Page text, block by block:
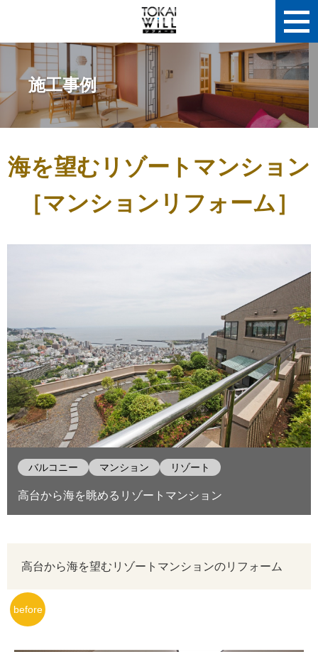
施工事例
海を望むリゾートマンション
［マンションリフォーム］
バルコニー マンション リゾート
高台から海を眺めるリゾートマンション
高台から海を望むリゾートマンションのリフォーム